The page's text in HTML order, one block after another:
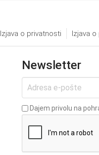
Izjava o privatnosti Izjava
Newsletter
Dajem privolu na